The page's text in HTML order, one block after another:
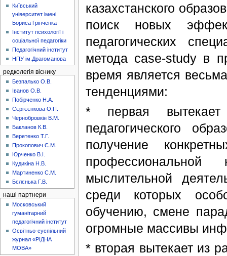
казахстанского
поиск новых
педагогических
метода case-study в
время является
тенденциями:
* первая
педагогического
получение
мыслительной
среди которых
обучению, смене
огромные массивы
* вторая вытекает из
Київський
університет імені
Бориса Грінченка
Інститут психології і
соціальної педагогіки
Педагогічний інститут
НПУ ім.Драгоманова
редколегія віснику
Безпалько О.В.
Іванов О.В.
Побірченко Н.А.
Сєргєєнкова О.П.
Чернобровкін В.М.
Бакланов К.В.
Веретенко Т.Г.
Прокопович Є.М.
Юрченко В.І.
Кудикіна Н.В.
Мартиненко С.М.
Бєлєнька Г.В.
наші партнери
Московський
гуманітарний
педагогічний інститут
Освітньо-суспільний
журнал «РІДНА
МОВА»